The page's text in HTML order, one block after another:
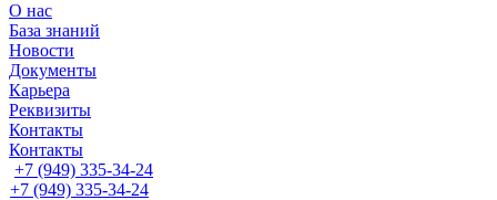
О нас
База знаний
Новости
Документы
Карьера
Реквизиты
Контакты
Контакты
+7 (949) 335-34-24
+7 (949) 335-34-24